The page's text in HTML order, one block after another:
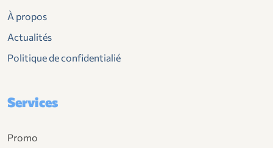
À propos
Actualités
Politique de confidentialié
Services
Promo